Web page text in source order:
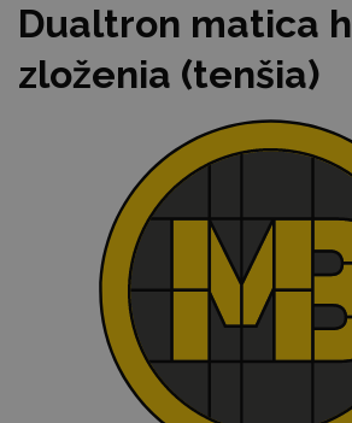
Dualtron matica
zloženia (tenšia)